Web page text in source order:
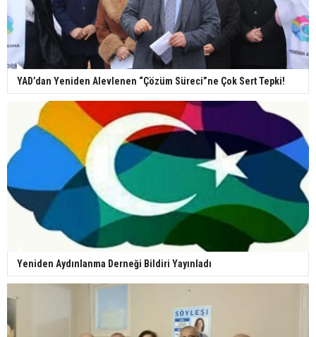
YAD’dan Yeniden Alevlenen “Çözüm Süreci”ne Çok Sert Tepki!
Yeniden Aydınlanma Derneği Bildiri Yayınladı